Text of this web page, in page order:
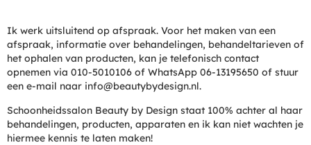
Ik werk uitsluitend op afspraak. Voor het maken van een
afspraak, informatie over behandelingen, behandeltarieven of
het ophalen van producten, kan je telefonisch contact
opnemen via 010-5010106 of WhatsApp 06-13195650 of stuur
een e-mail naar info@beautybydesign.nl.
Schoonheidssalon Beauty by Design staat 100% achter al haar
behandelingen, producten, apparaten en ik kan niet wachten je
hiermee kennis te laten maken!